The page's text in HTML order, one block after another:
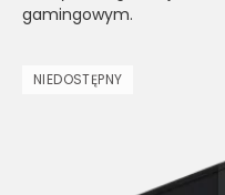
gamingowym.
NIEDOSTĘPNY